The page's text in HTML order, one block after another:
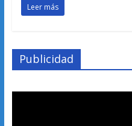
Leer más
Publicidad